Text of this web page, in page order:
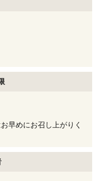
早めにお召し上がりく